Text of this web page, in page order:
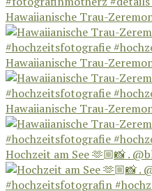
Hawaiianische Trau-
Hawaiianische Trau-
Hawaiianische Trau-
Hochzeit am See 🫶🏼📸 .